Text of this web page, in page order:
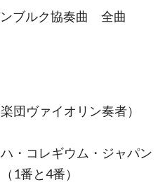
ブルク協奏曲 全曲
団ヴァイオリン奏者）
・コレギウム・ジャパン
1番と4番）